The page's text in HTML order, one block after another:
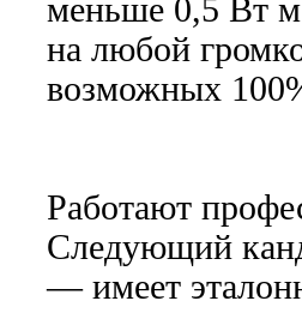
меньше 0,5 Вт
на любой
возможных
Работают
Следующий
— имеет